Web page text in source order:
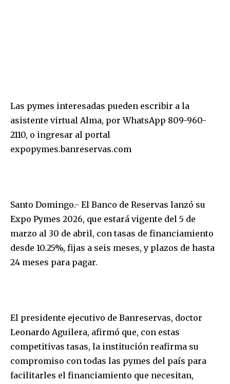
Las pymes interesadas pueden escribir a la
asistente virtual Alma, por WhatsApp 809-960-
2110, o ingresar al portal
expopymes.banreservas.com
Santo Domingo.- El Banco de Reservas lanzó su
Expo Pymes 2026, que estará vigente del 5 de
marzo al 30 de abril, con tasas de financiamiento
desde 10.25%, fijas a seis meses, y plazos de hasta
24 meses para pagar.
El presidente ejecutivo de Banreservas, doctor
Leonardo Aguilera, afirmó que, con estas
competitivas tasas, la institución reafirma su
compromiso con todas las pymes del país para
facilitarles el financiamiento que necesitan,